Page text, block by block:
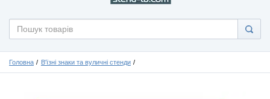
Головна В'їзні знаки та вуличні стенди